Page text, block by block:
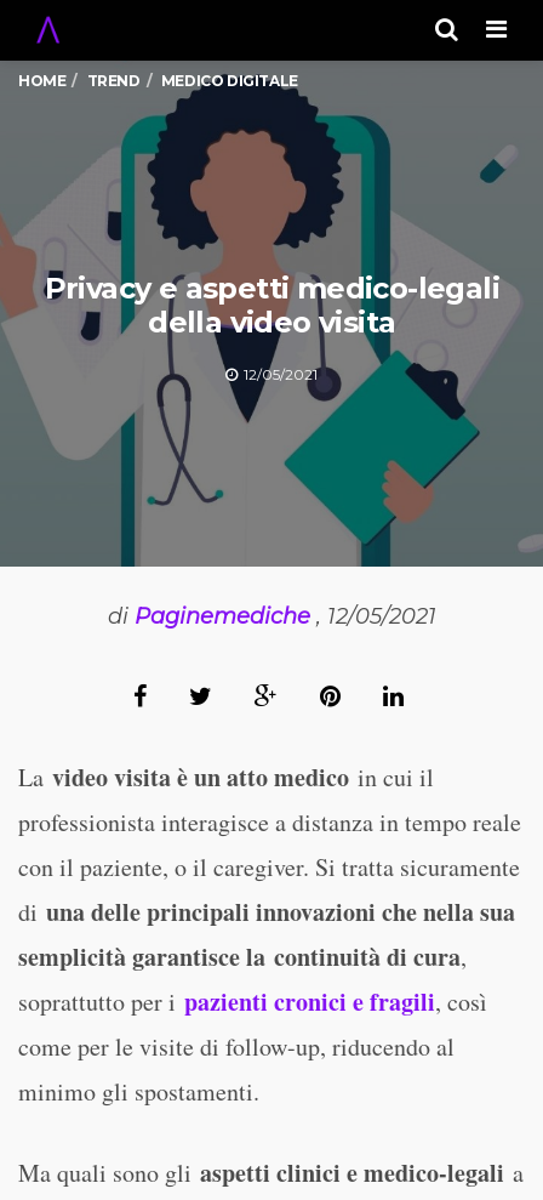
HOME TREND MEDICO DIGITALE
Privacy e aspetti medico-legali
della video visita
12/05/2021
di Paginemediche , 12/05/2021
La video visita è un atto medico in cui il
professionista interagisce a distanza in tempo reale
con il paziente, o il caregiver. Si tratta sicuramente
di una delle principali innovazioni che nella sua
semplicità garantisce la continuità di cura,
soprattutto per i pazienti cronici e fragili, così
come per le visite di follow-up, riducendo al
minimo gli spostamenti.
Ma quali sono gli aspetti clinici e medico-legali a